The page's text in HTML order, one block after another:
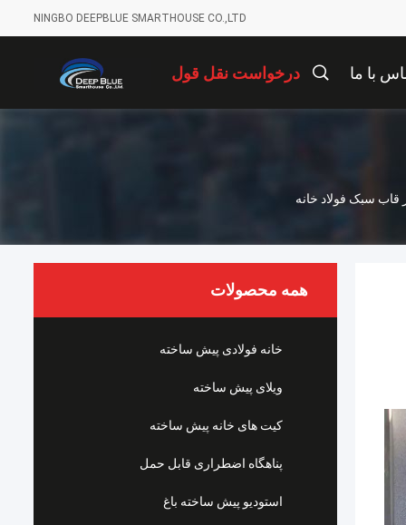
NINGBO DEEPBLUE SMARTHOUSE CO.,LTD
با ما درخواست نقل قول
سبک فولاد خانه
همه محصولات
خانه فولادی پیش ساخته
ویلای پیش ساخته
کیت های خانه پیش ساخته
پناهگاه اضطراری قابل حمل
استودیو پیش ساخته باغ